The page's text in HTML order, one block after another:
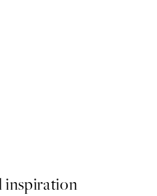
inspiration